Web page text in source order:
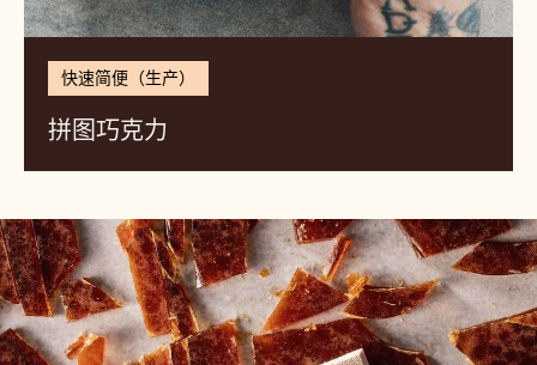
快速简便（生产）
拼图巧克力